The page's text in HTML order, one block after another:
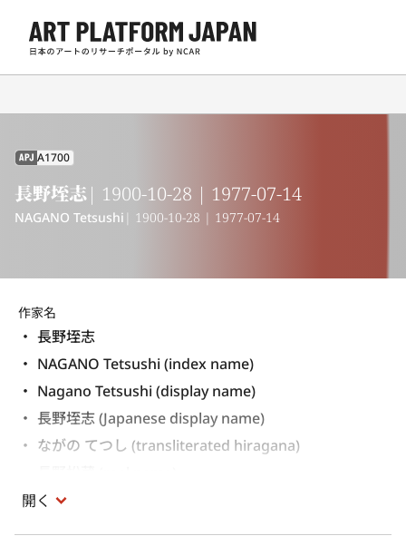
APJ A1700
長野垤志| 1900-10-28 | 1977-07-14
NAGANO Tetsushi | 1900-10-28 | 1977-07-14
作家名
長野垤志
NAGANO Tetsushi (index name)
Nagano Tetsushi (display name)
長野垤志 (Japanese display name)
ながの てつし (transliterated hiragana)
開く